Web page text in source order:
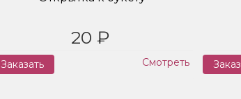
20 ₽
Заказать Смотреть